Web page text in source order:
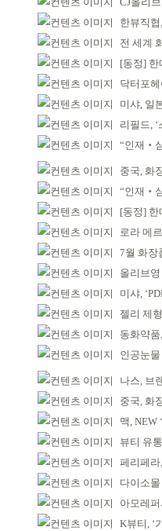
한뷰직협,
전 세계
[동정] 한
닥터포헤
미샤, 일본
리필드,
“인재‧
중국, 화장
“인재‧
[동정] 한
로라 메르
7월 화장
올리브영‧
미샤,
젤리 제형·
동화약품, ‘
인공눈물
나스, 브랜
중국, 화장
맥, NEW ‘
뷰티 유
페리페라,
다이소몰
아모레퍼
K뷰티, ‘가